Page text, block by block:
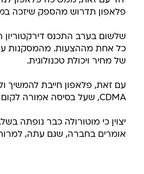
פלאפון תדרוש מהספק שיזכה
שלשום בערב התכנס
כל אחת מההצעות. מהמסקנות
של מחיר ויכולת טכנולוגית.
עם זאת, פלאפון חייבת להמשיך
CDMA, שעל בסיסה אמורה לקום רשת ה-X1.
יצוין כי מוטורולה כבר נופתה
אומרים בחברה, שגם עתה, למרות